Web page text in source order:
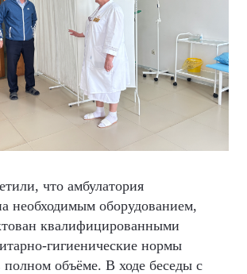
что амбулатория
необходимым оборудованием,
квалифицированными
гигиенические нормы
объёме. В ходе беседы с